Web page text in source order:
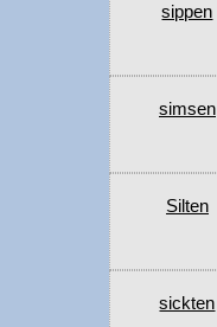
sippen
simsen
Silten
sickten